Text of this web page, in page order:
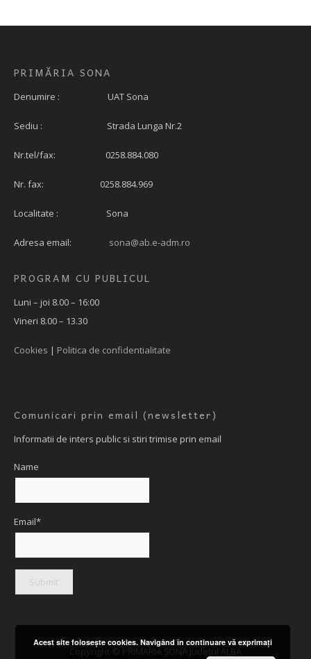
PRIMĂRIA SONA
Denumire : UAT Sona
Sediu : Strada Lunga Nr.2
Nr.tel/fax: 0258.884.080
Nr. fax: 0258.884.969
Localitate : Sona
Adresa email: sona@ab.e-adm.ro
PROGRAM CU PUBLICUL
Luni – joi 8.00 – 16:00
Vineri 8.00 – 13.30
Cookies | Politica de confidentialitate
Comunicari prin email (newsletter)
Informatii de inters public si stiri trimise prin email
Name
Email*
Copyright © PRIMARIA ȘONA Judetul ALBA
Acest site foloseşte cookies. Navigând în continuare vă exprimaţi